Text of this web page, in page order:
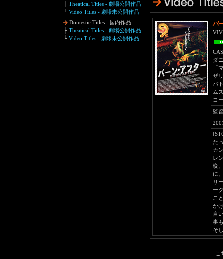
├ Theatical Titles - 劇場公開作品
└ Video Titles - 劇場未公開作品
Domestic Titles - 国内作品
├ Theatical Titles - 劇場公開作品
└ Video Titles - 劇場未公開作品
バ
ダ
「
ザ
パ
ム
ヨ
監
た
カ
レ
晩
に
リ
ー
こ
か
言
事
そ
こ